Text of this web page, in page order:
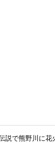
で熊野川に花